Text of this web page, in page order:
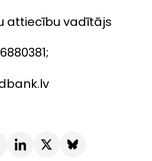
attiecību vadītājs